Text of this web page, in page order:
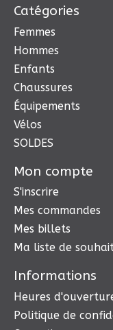
Catégories
Femmes
Hommes
Enfants
Chaussures
Équipements
Vélos
SOLDES
Mon compte
S'inscrire
Mes commandes
Mes billets
Ma liste de
Informations
Heures
Politique de